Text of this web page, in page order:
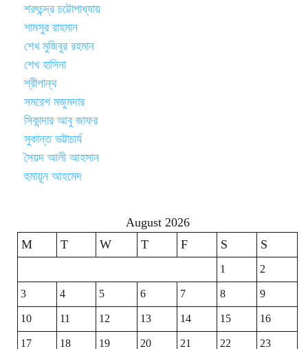
শরৎচন্দ্র চট্টোপাধ্যায়
শামসুর রাহমান
শেখ মুজিবুর রহমান
শেখ হাসিনা
শ্রীপান্থ
সমরেশ মজুমদার
সিকান্দার আবু জাফর
সুকান্ত ভট্টাচার্য
সৈয়দ আলী আহসান
হুমায়ূন আহমেদ
August 2026
M
T W T F S S
1
2
3
4 5 6 7 8
9
10
11 12 13 14 15
16
17
18 19 20 21 22
23